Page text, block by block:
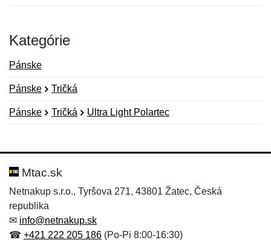
Kategórie
Pánske
Pánske Tričká
Pánske Tričká Ultra Light Polartec
Hodnotenie:
Meno:*
Meno:
E-mail:*
Mtac.sk
Netnakup s.r.o., Tyršova 271, 43801 Žatec, Česká
republika
✉ info@netnakup.sk
☎ +421 222 205 186 (Po-Pi 8:00-16:30)